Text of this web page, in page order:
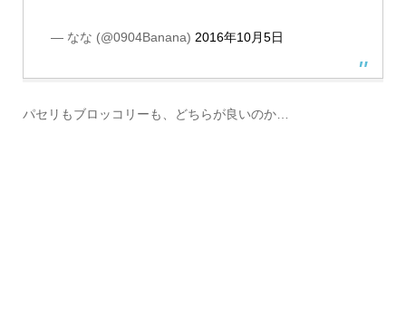
— なな (@0904Banana) 2016年10月5日
パセリもブロッコリーも、どちらが良いのか…